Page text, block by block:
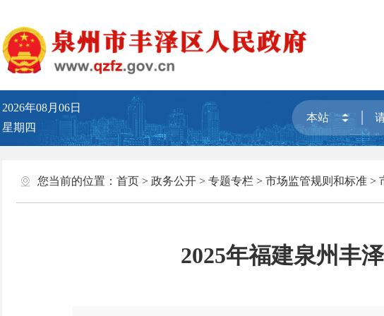
2026年08月06日
星期四
您当前的位置： 首页> 政务公开> 专题专栏 > 市场监管规则和标准>
2025年福建泉州丰